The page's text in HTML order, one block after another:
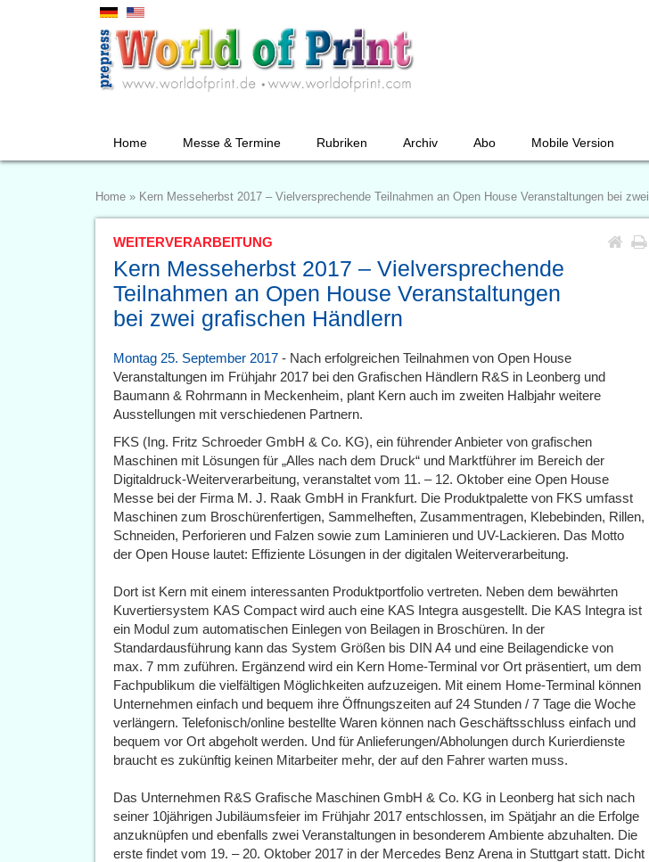
Home Messe & Termine Rubriken Archiv Abo Mobile Version
Home » Kern Messeherbst 2017 – Vielversprechende Teilnahmen an Open House Veranstaltungen bei
WEITERVERARBEITUNG
Kern Messeherbst 2017 – Vielversprechende
Teilnahmen an Open House Veranstaltungen
bei zwei grafischen Händlern
Montag 25. September 2017 - Nach erfolgreichen Teilnahmen von Open House
Veranstaltungen im Frühjahr 2017 bei den Grafischen Händlern R&S in Leonberg und
Baumann & Rohrmann in Meckenheim, plant Kern auch im zweiten Halbjahr weitere
Ausstellungen mit verschiedenen Partnern.
FKS (Ing. Fritz Schroeder GmbH & Co. KG), ein führender Anbieter von grafischen
Maschinen mit Lösungen für „Alles nach dem Druck“ und Marktführer im Bereich der
Digitaldruck-Weiterverarbeitung, veranstaltet vom 11. – 12. Oktober eine Open House
Messe bei der Firma M. J. Raak GmbH in Frankfurt. Die Produktpalette von FKS umfasst
Maschinen zum Broschürenfertigen, Sammelheften, Zusammentragen, Klebebinden, Rillen,
Schneiden, Perforieren und Falzen sowie zum Laminieren und UV-Lackieren. Das Motto
der Open House lautet: Effiziente Lösungen in der digitalen Weiterverarbeitung.
Dort ist Kern mit einem interessanten Produktportfolio vertreten. Neben dem bewährten
Kuvertiersystem KAS Compact wird auch eine KAS Integra ausgestellt. Die KAS Integra ist
ein Modul zum automatischen Einlegen von Beilagen in Broschüren. In der
Standardausführung kann das System Größen bis DIN A4 und eine Beilagendicke von
max. 7 mm zuführen. Ergänzend wird ein Kern Home-Terminal vor Ort präsentiert, um dem
Fachpublikum die vielfältigen Möglichkeiten aufzuzeigen. Mit einem Home-Terminal können
Unternehmen einfach und bequem ihre Öffnungszeiten auf 24 Stunden / 7 Tage die Woche
verlängern. Telefonisch/online bestellte Waren können nach Geschäftsschluss einfach und
bequem vor Ort abgeholt werden. Und für Anlieferungen/Abholungen durch Kurierdienste
braucht es zukünftig keinen Mitarbeiter mehr, der auf den Fahrer warten muss.
Das Unternehmen R&S Grafische Maschinen GmbH & Co. KG in Leonberg hat sich nach
seiner 10jährigen Jubiläumsfeier im Frühjahr 2017 entschlossen, im Spätjahr an die Erfolge
anzuknüpfen und ebenfalls zwei Veranstaltungen in besonderem Ambiente abzuhalten. Die
erste findet vom 19. – 20. Oktober 2017 in der Mercedes Benz Arena in Stuttgart statt. Dicht